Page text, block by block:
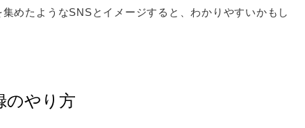
めたようなSNSとイメージすると、わかりやすいかもし
のやり方